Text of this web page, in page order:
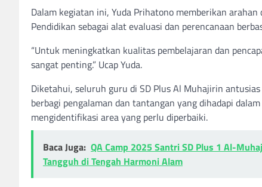
Dalam kegiatan ini, Yuda Prihatono memberikan
Pendidikan sebagai alat evaluasi dan perencanaan
“Untuk meningkatkan kualitas pembelajaran dan
sangat penting.” Ucap Yuda.
Diketahui, seluruh guru di SD Plus Al Muhajirin
berbagi pengalaman dan tantangan yang dihadapi
mengidentifikasi area yang perlu diperbaiki.
Baca Juga: QA Camp 2025 Santri SD Plus 1 Al-
Tangguh di Tengah Harmoni Alam